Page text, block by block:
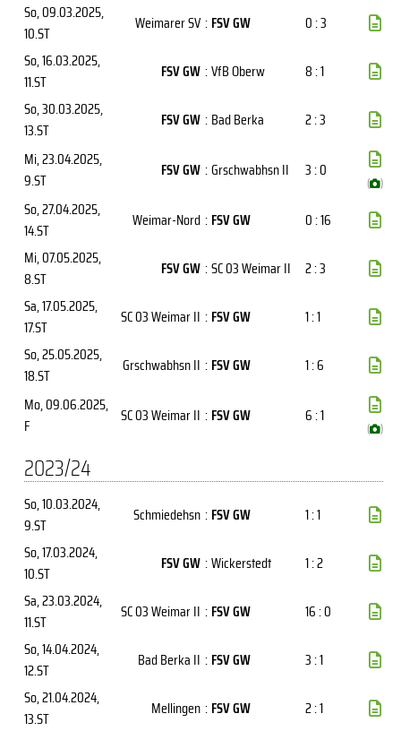
So, 09.03.2025,
10.ST
Weimarer SV : FSV GW
0 : 3
So, 16.03.2025,
11.ST
FSV GW :VfB Oberw
8 : 1
So, 30.03.2025,
13.ST
FSV GW : Bad Berka
2 : 3
Mi, 23.04.2025,
9.ST
FSV GW :Grschwabhsn II 3 : 0
( )
So, 27.04.2025,
14.ST
Weimar-Nord : FSV GW
0 : 16
Mi, 07.05.2025,
8.ST
FSV GW :SC 03 Weimar II
2 : 3
Sa, 17.05.2025,
17.ST
SC 03 Weimar II : FSV GW
1 : 1
So, 25.05.2025,
18.ST
Grschwabhsn II : FSV GW
1 : 6
Mo, 09.06.2025,
F
SC 03 Weimar II : FSV GW 6 : 1
( )
2023/24
So, 10.03.2024,
9.ST
Schmiedehsn : FSV GW
1 : 1
So, 17.03.2024,
10.ST
FSV GW :Wickerstedt
1 : 2
Sa, 23.03.2024,
11.ST
SC 03 Weimar II : FSV GW
16 : 0
So, 14.04.2024,
12.ST
Bad Berka II : FSV GW
3 : 1
So, 21.04.2024,
13.ST
Mellingen : FSV GW
2 : 1